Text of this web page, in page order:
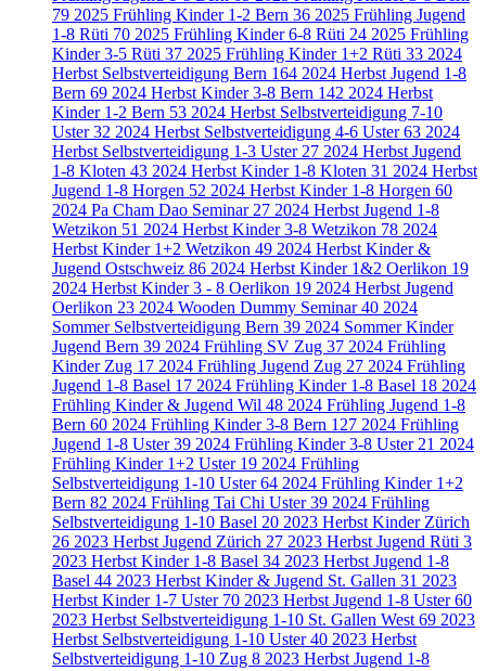
79 2025 Frühling Kinder 1-2 Bern 36 2025 Frühling Jugend
1-8 Rüti 70 2025 Frühling Kinder 6-8 Rüti 24 2025 Frühling
Kinder 3-5 Rüti 37 2025 Frühling Kinder 1+2 Rüti 33 2024
Herbst Selbstverteidigung Bern 164 2024 Herbst Jugend 1-8
Bern 69 2024 Herbst Kinder 3-8 Bern 142 2024 Herbst
Kinder 1-2 Bern 53 2024 Herbst Selbstverteidigung 7-10
Uster32 2024 Herbst Selbstverteidigung 4-6 Uster63 2024
Herbst Selbstverteidigung 1-3 Uster 27 2024 Herbst Jugend
1-8 Kloten 43 2024 Herbst Kinder 1-8 Kloten 31 2024 Herbst
Jugend 1-8 Horgen 52 2024 Herbst Kinder 1-8 Horgen 60
2024 Pa Cham Dao Seminar 27 2024 Herbst Jugend 1-8
Wetzikon 51 2024 Herbst Kinder 3-8 Wetzikon 78 2024
Herbst Kinder 1+2 Wetzikon 49 2024 Herbst Kinder &
Jugend Ostschweiz 86 2024 Herbst Kinder 1&2 Oerlikon 19
2024 Herbst Kinder 3 - 8 Oerlikon 19 2024 Herbst Jugend
Oerlikon 23 2024 Wooden Dummy Seminar40 2024
Sommer Selbstverteidigung Bern 39 2024 Sommer Kinder
Jugend Bern 39 2024 Frühling SV Zug 37 2024 Frühling
Kinder Zug 17 2024 Frühling Jugend Zug 27 2024 Frühling
Jugend 1-8 Basel 17 2024 Frühling Kinder 1-8 Basel 18 2024
Frühling Kinder & Jugend Wil 48 2024 Frühling Jugend 1-8
Bern 60 2024 Frühling Kinder 3-8 Bern 127 2024 Frühling
Jugend 1-8 Uster39 2024 Frühling Kinder 3-8 Uster 21 2024
Frühling Kinder 1+2 Uster 19 2024 Frühling
Selbstverteidigung 1-10 Uster64 2024 Frühling Kinder 1+2
Bern 82 2024 Frühling Tai Chi Uster39 2024 Frühling
Selbstverteidigung 1-10 Basel 20 2023 Herbst Kinder Zürich
26 2023 Herbst Jugend Zürich 27 2023 Herbst Jugend Rüti 3
2023 Herbst Kinder 1-8 Basel 34 2023 Herbst Jugend 1-8
Basel 44 2023 Herbst Kinder & Jugend St. Gallen 31 2023
Herbst Kinder 1-7 Uster 70 2023 Herbst Jugend 1-8 Uster60
2023 Herbst Selbstverteidigung 1-10 St. Gallen West 69 2023
Herbst Selbstverteidigung 1-10 Uster40 2023 Herbst
Selbstverteidigung 1-10 Zug 8 2023 Herbst Jugend 1-8